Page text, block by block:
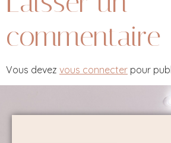
commentaire
Vous devez vous connecter pour